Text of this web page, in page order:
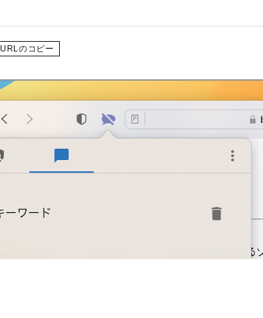
URLのコピー